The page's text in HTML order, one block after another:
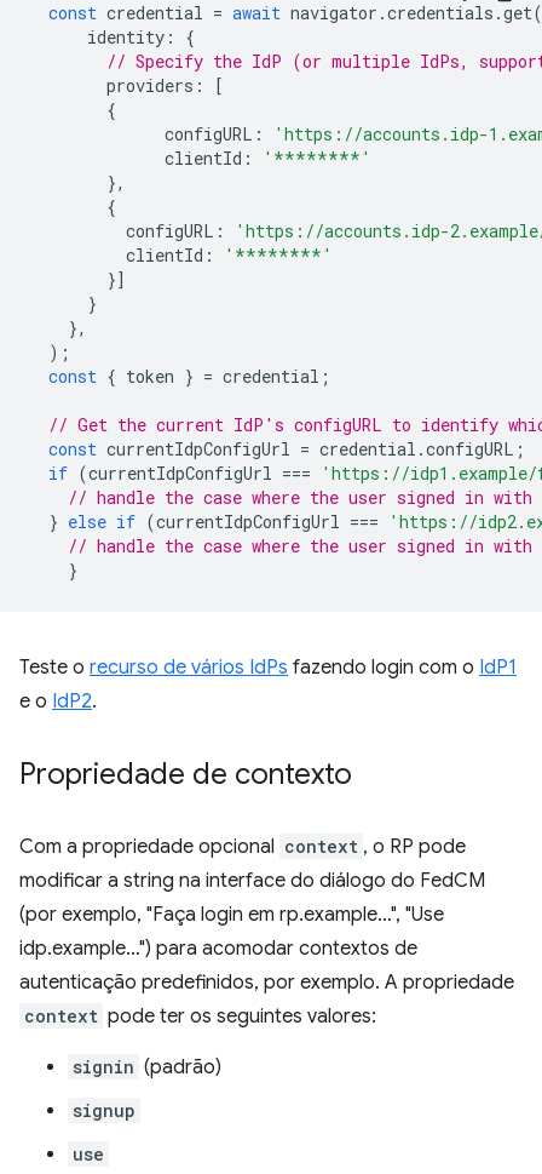
const credential = await navigator .credentials .get
identity :
{
// Specify the IdP (or multiple IdPs,
providers :
[
{
configURL :
'https://accounts.idp-
clientId :
'********'
},
{
configURL :
'https://accounts.idp-
clientId :
'********'
}]
}
},
);
const { token } = credential ;
// Get the current IdP's configURL to identify
const currentIdpConfigUrl = credential .configURL ;
if (currentIdpConfigUrl ===
'https://
// handle the case where the user signed in with
} else if (currentIdpConfigUrl ===
'https://
// handle the case where the user signed in with
}
Teste o recurso de vários IdPs fazendo login com o IdP1
e o IdP2.
Propriedade de contexto
Com a propriedade opcional context , o RP pode
modificar a string na interface do diálogo do FedCM
(por exemplo, "Faça login em rp.example…", "Use
idp.example…") para acomodar contextos de
autenticação predefinidos, por exemplo. A propriedade
context pode ter os seguintes valores:
signin (padrão)
signup
use